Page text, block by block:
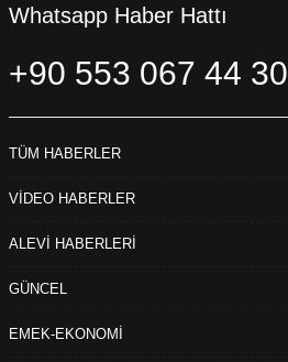
Whatsapp Haber Hattı
+90 553 067 44 30
TÜM HABERLER
VİDEO HABERLER
ALEVİ HABERLERİ
GÜNCEL
EMEK-EKONOMİ